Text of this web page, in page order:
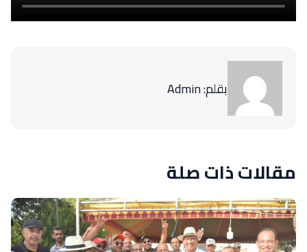
بقلم: Admin
مقالات ذات صلة